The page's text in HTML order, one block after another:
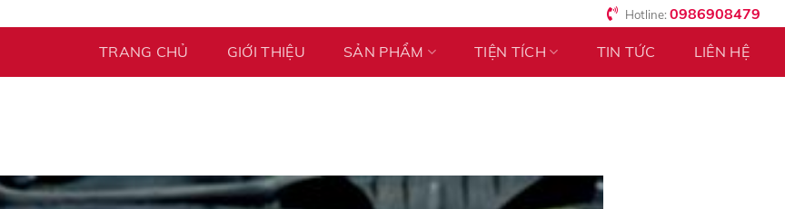
Hotline:0986908479
TRANG CHỦ GIỚI THIỆU SẢN PHẨM TIỆN TÍCH TIN TỨC LIÊN HỆ